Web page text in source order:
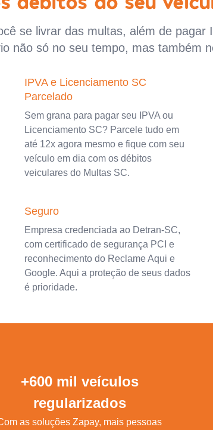
se livrar das multas, além de pagar
não só no seu tempo, mas também
IPVA e Licenciamento SC
Parcelado
Sem grana para pagar seu IPVA ou
Licenciamento SC? Parcele tudo em
até 12x agora mesmo e fique com seu
veículo em dia com os débitos
veiculares do Multas SC.
Seguro
Empresa credenciada ao Detran-SC,
com certificado de segurança PCI e
reconhecimento do Reclame Aqui e
Google. Aqui a proteção de seus dados
é prioridade.
+600 mil veículos
regularizados
as soluções Zapay, mais pessoas